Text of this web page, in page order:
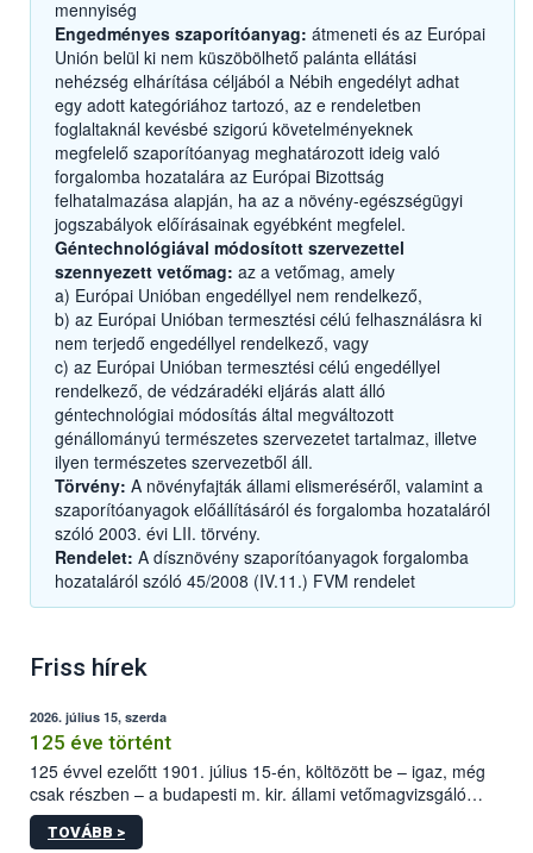
mennyiség
Engedményes szaporítóanyag: átmeneti és az Európai
Unión belül ki nem küszöbölhető palánta ellátási
nehézség elhárítása céljából a Nébih engedélyt adhat
egy adott kategóriához tartozó, az e rendeletben
foglaltaknál kevésbé szigorú követelményeknek
megfelelő szaporítóanyag meghatározott ideig való
forgalomba hozatalára az Európai Bizottság
felhatalmazása alapján, ha az a növény-egészségügyi
jogszabályok előírásainak egyébként megfelel.
Géntechnológiával módosított szervezettel
szennyezett vetőmag: az a vetőmag, amely
a) Európai Unióban engedéllyel nem rendelkező,
b) az Európai Unióban termesztési célú felhasználásra ki
nem terjedő engedéllyel rendelkező, vagy
c) az Európai Unióban termesztési célú engedéllyel
rendelkező, de védzáradéki eljárás alatt álló
géntechnológiai módosítás által megváltozott
génállományú természetes szervezetet tartalmaz, illetve
ilyen természetes szervezetből áll.
Törvény: A növényfajták állami elismeréséről, valamint a
szaporítóanyagok előállításáról és forgalomba hozataláról
szóló 2003. évi LII. törvény.
Rendelet: A dísznövény szaporítóanyagok forgalomba
hozataláról szóló 45/2008 (IV.11.) FVM rendelet
Friss hírek
2026. július 15, szerda
125 éve történt
125 évvel ezelőtt 1901. július 15-én, költözött be – igaz, még
csak részben – a budapesti m. kir. állami vetőmagvizsgáló
állomás a Kis Rókus utca 15. szám alatti, Czigler Győző által
tervezett új épületébe.
TOVÁBB >